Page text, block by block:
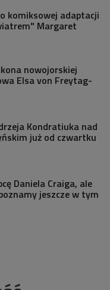
komiksowej adaptacji
Margaret
nowojorskiej
Elsa von Freytag-
Kondratiuka nad
już od czwartku
Daniela Craiga, ale
jeszcze w tym